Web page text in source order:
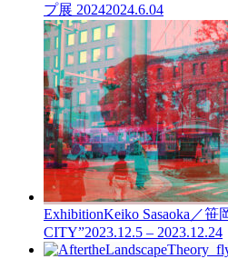
プ展 20242024.6.04
ExhibitionKeiko Sasaoka／笹
CITY”2023.12.5 – 2023.12.24